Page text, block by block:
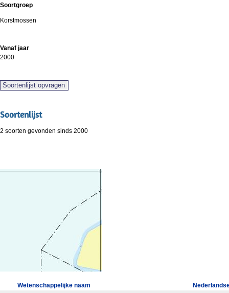
Soortgroep
Korstmossen
Vanaf jaar
2000
Soortenlijst
2 soorten gevonden sinds 2000
Wetenschappelijke naam